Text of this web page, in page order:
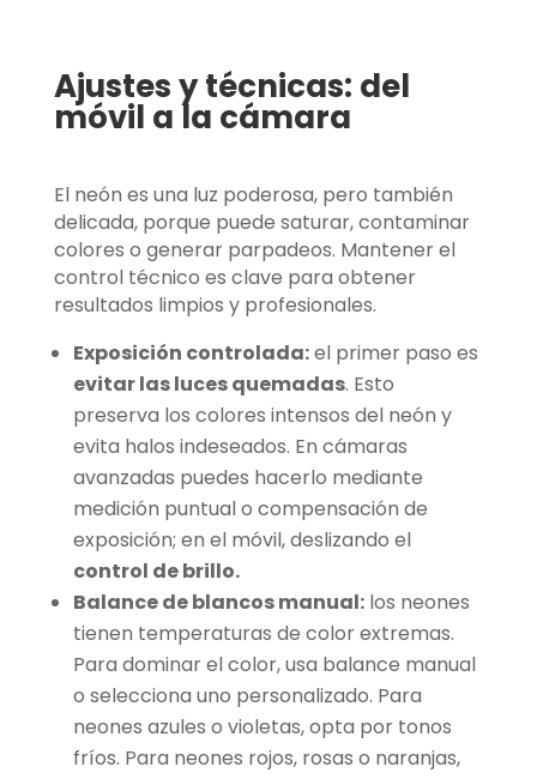
Ajustes y técnicas: del
móvil a la cámara
El neón es una luz poderosa, pero también
delicada, porque puede saturar, contaminar
colores o generar parpadeos. Mantener el
control técnico es clave para obtener
resultados limpios y profesionales.
Exposición controlada:el primer paso es
evitar las luces quemadas. Esto
preserva los colores intensos del neón y
evita halos indeseados. En cámaras
avanzadas puedes hacerlo mediante
medición puntual o compensación de
exposición; en el móvil, deslizando el
control de brillo.
Balance de blancos manual:los neones
tienen temperaturas de color extremas.
Para dominar el color, usa balance manual
o selecciona uno personalizado. Para
neones azules o violetas, opta por tonos
fríos. Para neones rojos, rosas o naranjas,